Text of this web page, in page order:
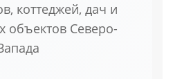
коттеджей, дач и
объектов Северо-